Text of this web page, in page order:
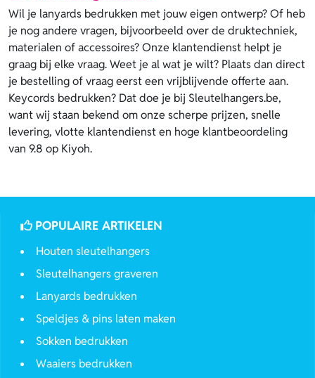
Wil je lanyards bedrukken met jouw eigen ontwerp? Of heb
je nog andere vragen, bijvoorbeeld over de druktechniek,
materialen of accessoires? Onze klantendienst helpt je
graag bij elke vraag. Weet je al wat je wilt? Plaats dan direct
je bestelling of vraag eerst een vrijblijvende offerte aan.
Keycords bedrukken? Dat doe je bij Sleutelhangers.be,
want wij staan bekend om onze scherpe prijzen, snelle
levering, vlotte klantendienst en hoge klantbeoordeling
van 9.8 op Kiyoh.
POPULAIRE ARTIKELEN
Houten sleutelhangers
Sleutelhangers graveren
Lanyards bedrukken
Speldjes & pins laten maken
Sokken bedrukken
Waaiers bedrukken